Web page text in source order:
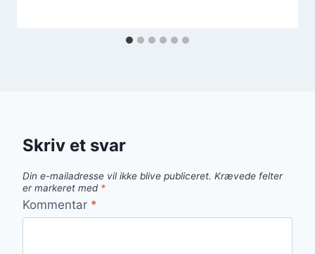
Skriv et svar
Din e-mailadresse vil ikke blive publiceret. Krævede felter
er markeret med *
Kommentar *